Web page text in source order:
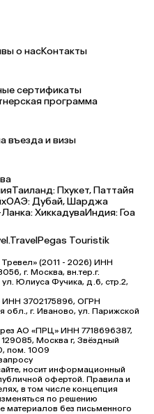
о насКонтакты
сертификаты
программа
въезда и визы
Таиланд:Пхукет,Паттайя
ОАЭ:Дубай,Шарджа
ХиккадуваИндия:Гоа
Pegas Touristik
(2011 - 2026) ИНН
г. Москва, вн.тер.г.
Юлиуса Фучика, д.6, стр.2,
ИНН 3702175896, ОГРН
обл., г. Иваново, ул. Парижской
АО «ПРЦ» ИНН 7718696387,
Москва г, Звёздный
пом. 1009
носит информационный
офертой. Правила и
в том числе концепция
по решению
материалов без письменного